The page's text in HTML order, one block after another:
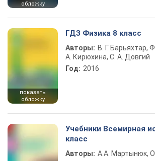
обложку
показать
обложку
ГДЗ Физика 8 класс
Авторы: В. Г. Барьяхтар,
А. Кирюхина, С. А. Довгий
Год: 2016
Учебники Всемирная
класс
Авторы: А.А. Мартынюк,